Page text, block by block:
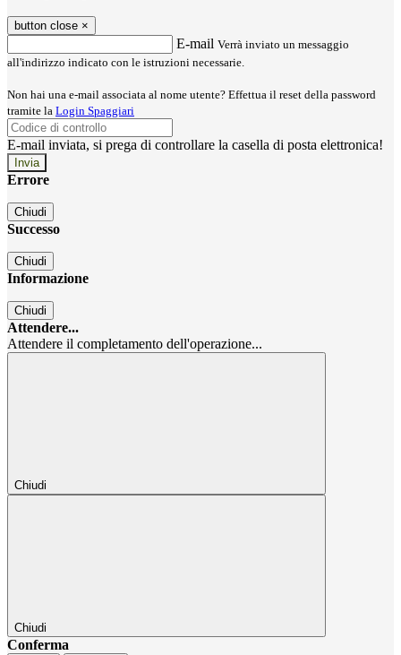
button close ×
E-mail Verrà inviato un messaggio
all'indirizzo indicato con le istruzioni necessarie.
Non hai una e-mail associata al nome utente? Effettua il reset della password
tramite la Login Spaggiari
E-mail inviata, si prega di controllare la casella di posta elettronica!
Errore
Chiudi
Successo
Chiudi
Informazione
Chiudi
Attendere...
Attendere il completamento dell'operazione...
Chiudi
Chiudi
Conferma